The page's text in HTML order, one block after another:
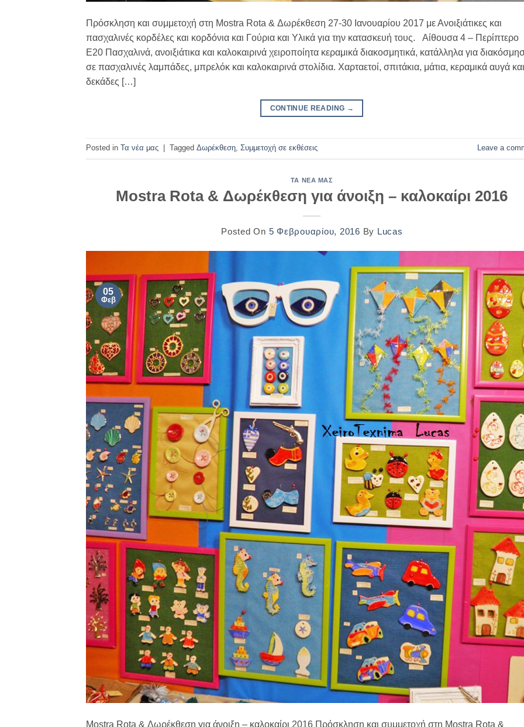
Πρόσκληση και συμμετοχή στη Mostra Rota & Δωρέκθεση 27-30 Ιανουαρίου 2017 με Ανοιξιάτικες και
πασχαλινές κορδέλες και κορδόνια και Γούρια και Υλικά για την κατασκευή τους. Αίθουσα 4 – Περίπτερο
Ε20 Πασχαλινά, ανοιξιάτικα και καλοκαιρινά χειροποίητα κεραμικά διακοσμητικά, κατάλληλα για
σε πασχαλινές λαμπάδες, μπρελόκ και καλοκαιρινά στολίδια. Χαρταετοί, σπιτάκια, μάτια, κεραμικά αυγά και
δεκάδες […]
CONTINUE READING →
Posted in Τα νέα μας Tagged Δωρέκθεση, Συμμετοχή σε εκθέσεις Leave a
ΤΑ ΝΈΑ ΜΑΣ
Mostra Rota & Δωρέκθεση για άνοιξη – καλοκαίρι 2016
Posted On 5 Φεβρουαρίου, 2016 By Lucas
05
Φεβ
Mostra Rota & Δωρέκθεση για άνοιξη – καλοκαίρι 2016 Πρόσκληση και συμμετοχή στη Mostra Rota &